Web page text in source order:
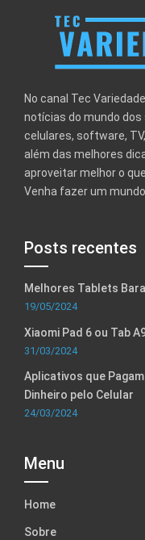
No canal Tec
notícias do mundo
celulares, software,
além das melhores
aproveitar melhor o
Venha fazer um
Posts recentes
Melhores Tablets
19/05/2024
Xiaomi Pad 6 ou Tab
31/03/2024
Aplicativos que
Dinheiro pelo Celular
24/03/2024
Menu
Home
Sobre